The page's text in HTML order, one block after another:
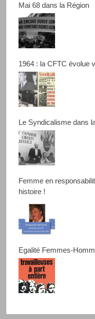
Mai 68 dans la Région
1964 : la CFTC évolue
Le Syndicalisme dans
Femme en
histoire !
Egalité Femmes-